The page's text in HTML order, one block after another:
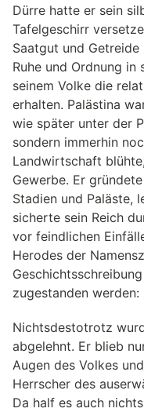
Dürre hatte er sein
Tafelgeschirr
Saatgut und
Ruhe und Ordnung
seinem Volke die
erhalten. Palästina
wie später unter der
sondern immerhin
Landwirtschaft
Gewerbe. Er
Stadien und Paläste,
sicherte sein Reich
vor feindlichen
Herodes der
zugestanden
Nichtsdestotrotz
abgelehnt. Er blieb
Augen des Volkes
Herrscher des
Da half es auch